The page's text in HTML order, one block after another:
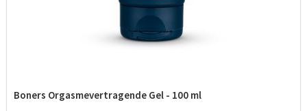
Boners Orgasmevertragende Gel - 100 ml